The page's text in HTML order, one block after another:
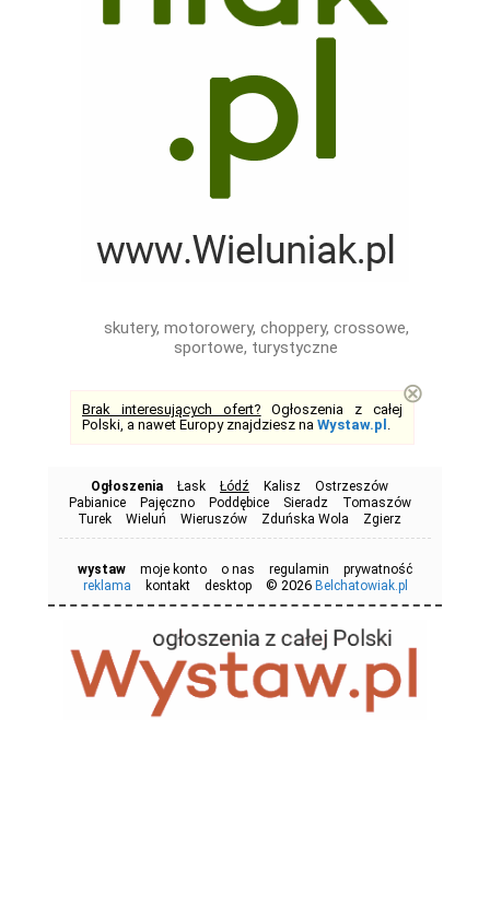
skutery, motorowery, choppery, crossowe,
sportowe, turystyczne
Brak interesujących ofert? Ogłoszenia z całej
Polski, a nawet Europy znajdziesz na Wystaw.pl .
⊗
Ogłoszenia Łask Łódź Kalisz
Ostrzeszów
Pabianice
Pajęczno Poddębice Sieradz
Tomaszów
Turek
Wieluń Wieruszów Zduńska Wola Zgierz
wystaw moje konto o nas regulamin
prywatność
reklama
kontakt desktop © 2026 Belchatowiak.pl